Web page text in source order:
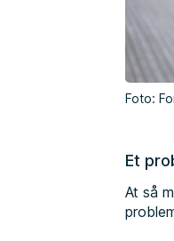
Foto:
Et
At så